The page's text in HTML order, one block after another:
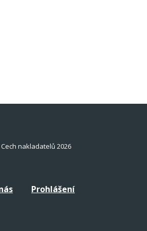
nakladatelů 2026
Prohlášení